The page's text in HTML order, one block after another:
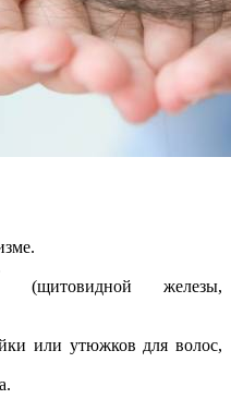
(щитовидной железы,
или утюжков для волос,